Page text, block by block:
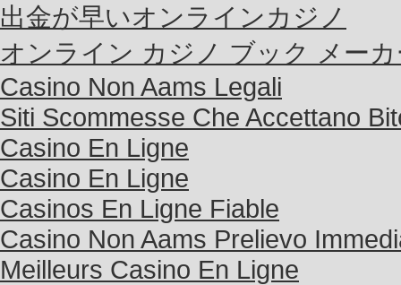
出金が早いオンラインカジノ
オンライン カジノ ブック メー
Casino Non Aams Legali
Siti Scommesse Che Accettano
Casino En Ligne
Casino En Ligne
Casinos En Ligne Fiable
Casino Non Aams Prelievo
Meilleurs Casino En Ligne